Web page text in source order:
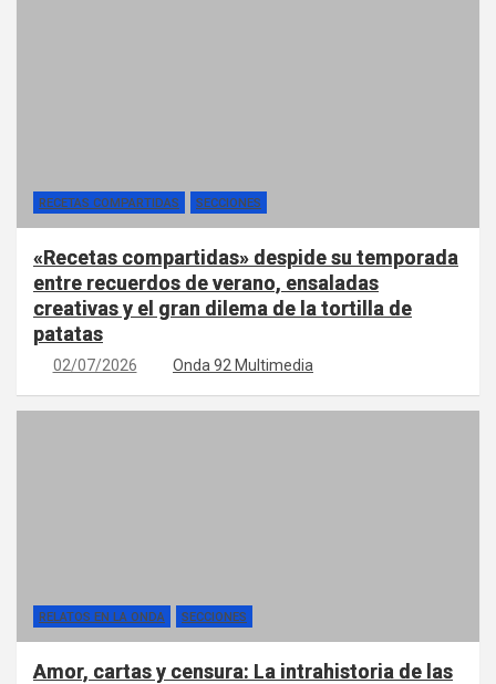
RECETAS COMPARTIDAS SECCIONES
«Recetas compartidas» despide su temporada
entre recuerdos de verano, ensaladas
creativas y el gran dilema de la tortilla de
patatas
02/07/2026 Onda 92 Multimedia
RELATOS EN LA ONDA SECCIONES
Amor, cartas y censura: La intrahistoria de las